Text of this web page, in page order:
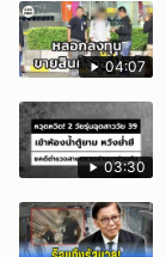
04:07
03:30